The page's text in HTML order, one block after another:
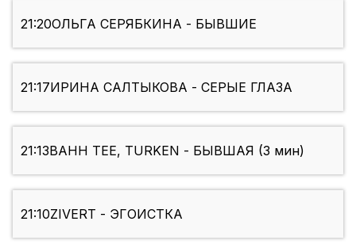
21:20ОЛЬГА СЕРЯБКИНА - БЫВШИЕ
21:17ИРИНА САЛТЫКОВА - СЕРЫЕ ГЛАЗА
21:13BAHH TEE, TURKEN - БЫВШАЯ (3 мин)
21:10ZIVERT - ЭГОИСТКА